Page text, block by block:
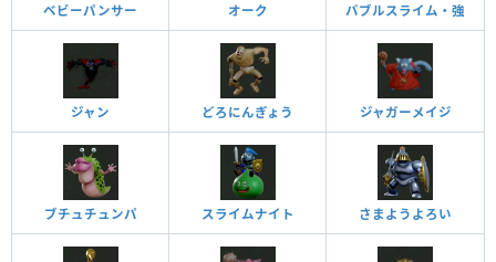
ベビーパンサー オーク バブルスライム・強
ジャン どろにんぎょう ジャガーメイジ
ブチュチュンパ スライムナイト さまようよろい